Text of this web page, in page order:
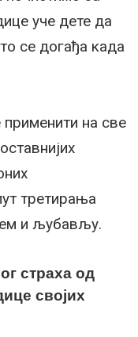
уче дете да
се догађа када
на све
третирања
и љубављу.
страха од
својих